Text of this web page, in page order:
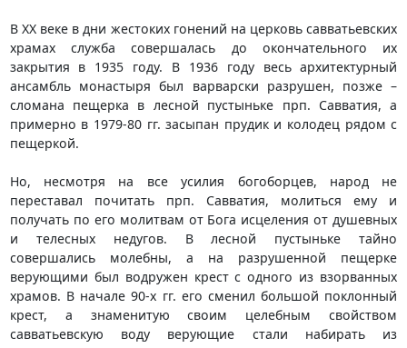
В XX веке в дни жестоких гонений на церковь савватьевских
храмах служба совершалась до окончательного их
закрытия в 1935 году. В 1936 году весь архитектурный
ансамбль монастыря был варварски разрушен, позже –
сломана пещерка в лесной пустыньке прп. Савватия, а
примерно в 1979-80 гг. засыпан прудик и колодец рядом с
пещеркой.
Но, несмотря на все усилия богоборцев, народ не
переставал почитать прп. Савватия, молиться ему и
получать по его молитвам от Бога исцеления от душевных
и телесных недугов. В лесной пустыньке тайно
совершались молебны, а на разрушенной пещерке
верующими был водружен крест с одного из взорванных
храмов. В начале 90-х гг. его сменил большой поклонный
крест, а знаменитую своим целебным свойством
савватьевскую воду верующие стали набирать из